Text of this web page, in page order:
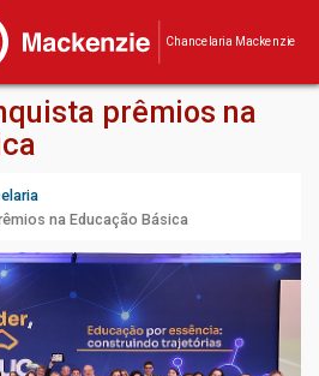
Chancelaria Mackenzie
prêmios na
na Educação Básica